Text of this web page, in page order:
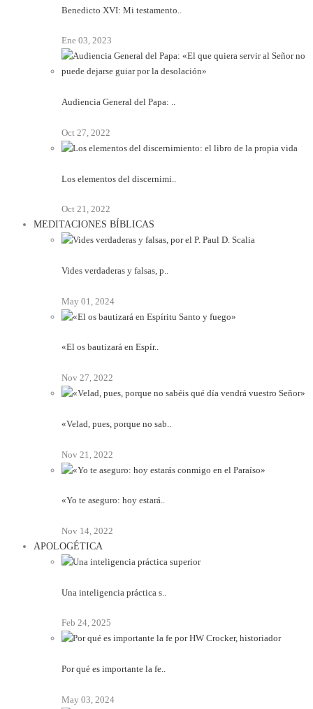
Benedicto XVI: Mi testamento..
Ene 03, 2023
Audiencia General del Papa: ..
Oct 27, 2022
Los elementos del discernimi..
Oct 21, 2022
MEDITACIONES BÍBLICAS
Vides verdaderas y falsas, p..
May 01, 2024
«El os bautizará en Espír..
Nov 27, 2022
«Velad, pues, porque no sab..
Nov 21, 2022
«Yo te aseguro: hoy estará..
Nov 14, 2022
APOLOGÉTICA
Una inteligencia práctica s..
Feb 24, 2025
Por qué es importante la fe..
May 03, 2024